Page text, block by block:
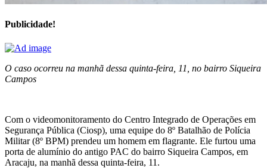
Publicidade!
O caso ocorreu na manhã dessa quinta-feira, 11, no bairro Siqueira
Campos
Com o videomonitoramento do Centro Integrado de Operações em
Segurança Pública (Ciosp), uma equipe do 8º Batalhão de Polícia
Militar (8º BPM) prendeu um homem em flagrante. Ele furtou uma
porta de alumínio do antigo PAC do bairro Siqueira Campos, em
Aracaju, na manhã dessa quinta-feira, 11.